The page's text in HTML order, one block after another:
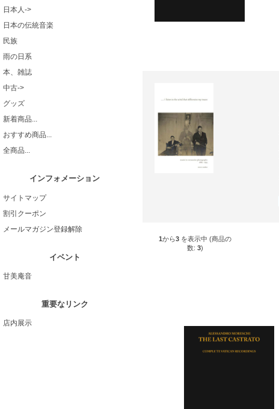
日本人->
日本の伝統音楽
民族
雨の日系
本、雑誌
中古->
グッズ
新着商品...
おすすめ商品...
全商品...
インフォメーション
サイトマップ
割引クーポン
メールマガジン登録解除
イベント
甘美庵音
重要なリンク
店内展示
1から3を表示中 (商品の
数: 3)